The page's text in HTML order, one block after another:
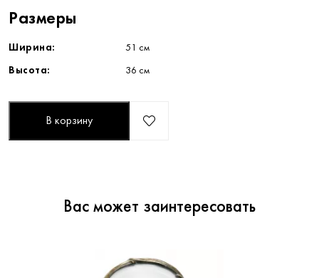
Размеры
Ширина: 51 см
Высота: 36 см
В корзину
Вас может заинтересовать